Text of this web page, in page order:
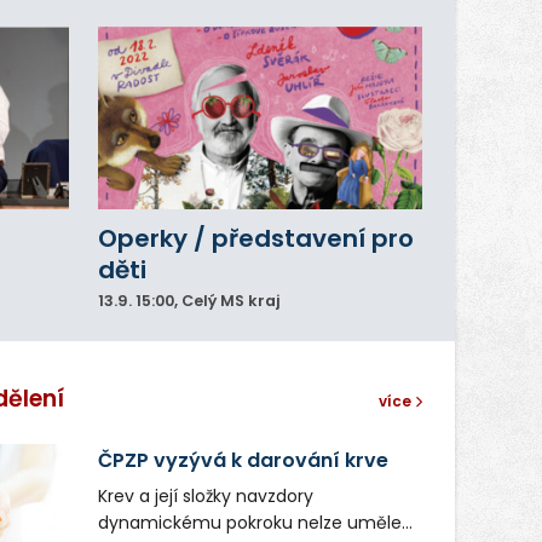
Operky / představení pro
děti
13.9. 15:00, Celý MS kraj
více
ČPZP vyzývá k darování krve
Krev a její složky navzdory
dynamickému pokroku nelze uměle